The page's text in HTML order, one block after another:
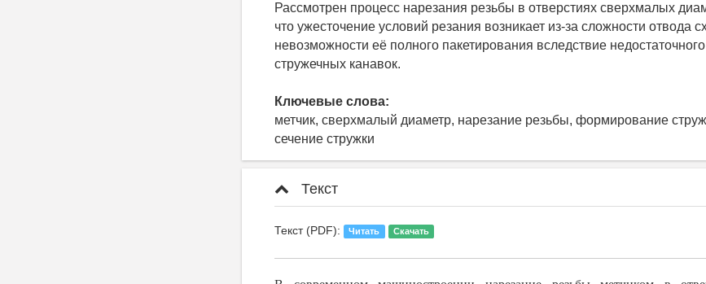
Рассмотрен процесс нарезания резьбы в отверстиях сверхмалых
что ужесточение условий резания возникает из-за сложности отвода
невозможности её полного пакетирования вследствие
стружечных канавок.
Ключевые слова:
метчик, сверхмалый диаметр, нарезание резьбы, формирование
сечение стружки
Текст
Текст (PDF): Читать Скачать